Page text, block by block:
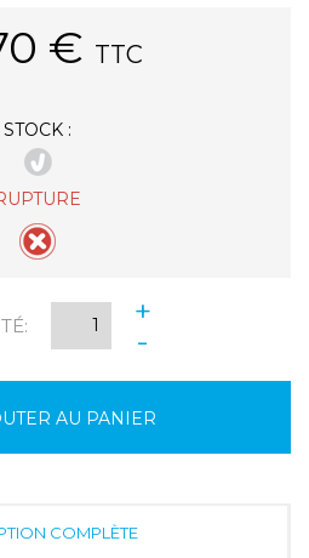
€ TTC
STOCK :
+
-
AU PANIER
COMPLÈTE